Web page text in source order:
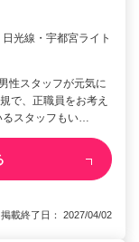
光線・宇都宮ライト
性スタッフが元気に
で、正職員をお考え
るスタッフもい…
載終了日： 2027/04/02